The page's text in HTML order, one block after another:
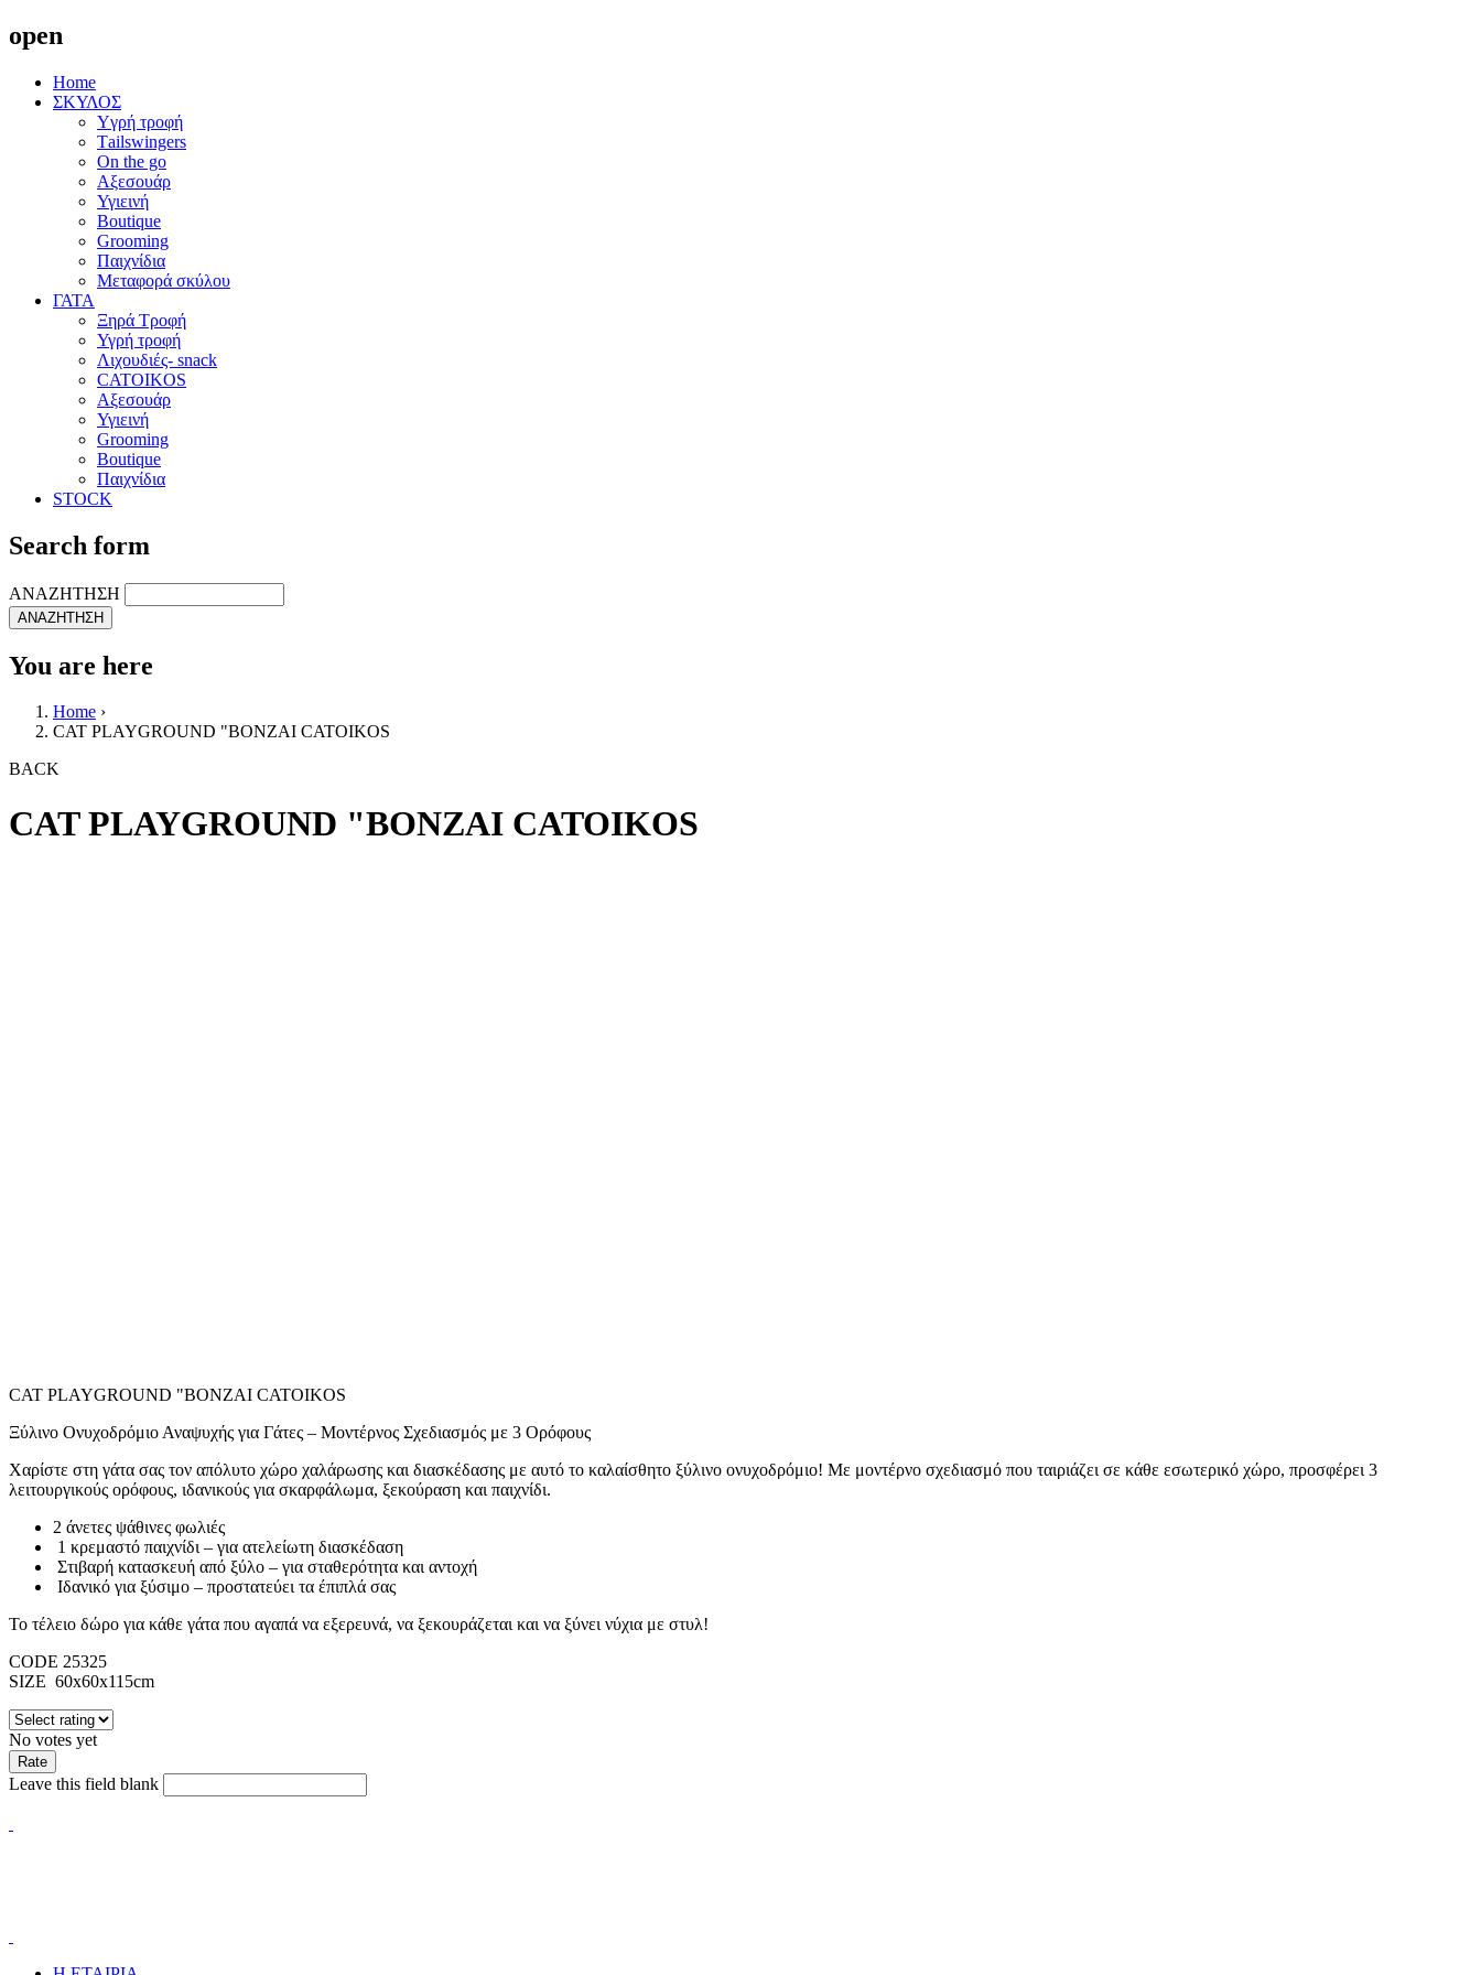
open
Home
ΣΚΥΛΟΣ
Yγρή τροφή
Τailswingers
On the go
Αξεσουάρ
Υγιεινή
Boutique
Grooming
Παιχνίδια
Μεταφορά σκύλου
ΓΑΤΑ
Ξηρά Τροφή
Υγρή τροφή
Λιχουδιές- snack
CATOIKOS
Αξεσουάρ
Υγιεινή
Grooming
Boutique
Παιχνίδια
STOCK
Search form
ΑΝΑΖΗΤΗΣΗ
You are here
Home ›
CAT PLAYGROUND "BONZAI CATOIKOS
BACK
CAT PLAYGROUND "BONZAI CATOIKOS
CAT PLAYGROUND "BONZAI CATOIKOS
Ξύλινο Ονυχοδρόμιο Αναψυχής για Γάτες – Μοντέρνος Σχεδιασμός με 3 Ορόφους
Χαρίστε στη γάτα σας τον απόλυτο χώρο χαλάρωσης και διασκέδασης με αυτό το καλαίσθητο ξύλινο ονυχοδρόμιο! Με μοντέρνο σχεδιασμό που ταιριάζει σε κάθε εσωτερικό χώρο, προσφέρει 3
λειτουργικούς ορόφους, ιδανικούς για σκαρφάλωμα, ξεκούραση και παιχνίδι.
2 άνετες ψάθινες φωλιές
1 κρεμαστό παιχνίδι – για ατελείωτη διασκέδαση
Στιβαρή κατασκευή από ξύλο – για σταθερότητα και αντοχή
Ιδανικό για ξύσιμο – προστατεύει τα έπιπλά σας
Το τέλειο δώρο για κάθε γάτα που αγαπά να εξερευνά, να ξεκουράζεται και να ξύνει νύχια με στυλ!
CODE 25325
SIZE 60x60x115cm
No votes yet
Leave this field blank